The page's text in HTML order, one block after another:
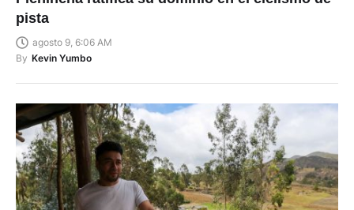
Pichincha ratifica su dominio en el ciclismo de
pista
agosto 9, 6:06 AM
By